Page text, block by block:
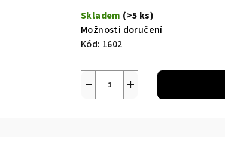
Skladem (>5 ks)
Možnosti doručení
Kód: 1602
+
−